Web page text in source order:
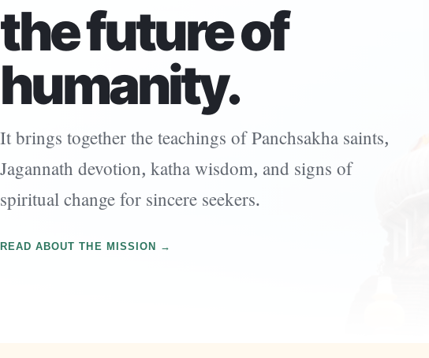
the future of
humanity.
It brings together the teachings of Panchsakha saints,
Jagannath devotion, katha wisdom, and signs of
spiritual change for sincere seekers.
READ ABOUT THE MISSION